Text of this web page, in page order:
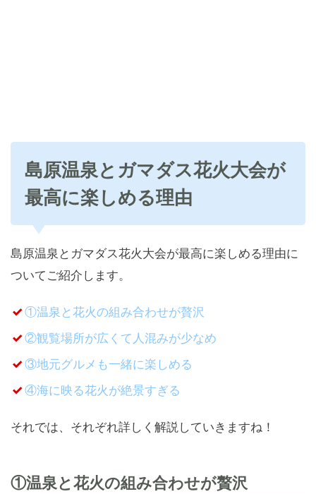
島原温泉とガマダス花火大会が
最高に楽しめる理由
島原温泉とガマダス花火大会が最高に楽しめる理由に
ついてご紹介します。
①温泉と花火の組み合わせが贅沢
②観覧場所が広くて人混みが少なめ
③地元グルメも一緒に楽しめる
④海に映る花火が絶景すぎる
それでは、それぞれ詳しく解説していきますね！
①温泉と花火の組み合わせが贅沢